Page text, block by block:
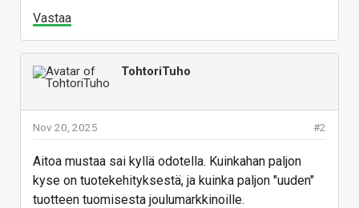
Vastaa
TohtoriTuho
#2
Nov 20, 2025
Aitoa mustaa sai kyllä odotella. Kuinkahan paljon
kyse on tuotekehityksestä, ja kuinka paljon "uuden"
tuotteen tuomisesta joulumarkkinoille.